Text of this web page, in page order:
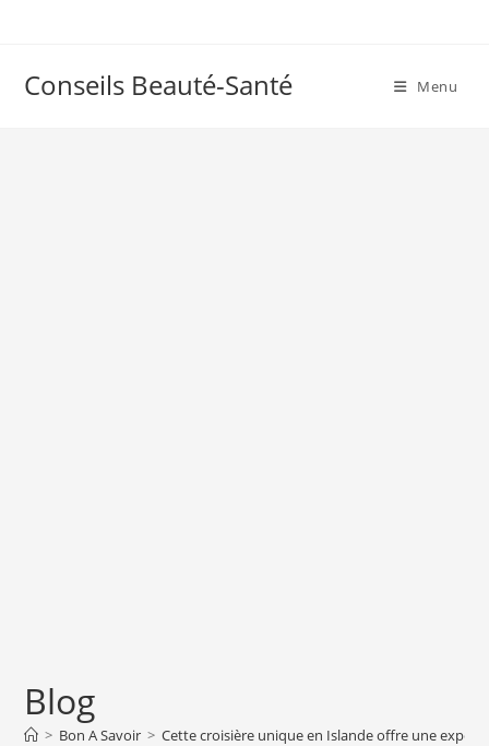
Conseils Beauté-Santé Menu
Blog
> Bon A Savoir > Cette croisière unique en Islande offre une